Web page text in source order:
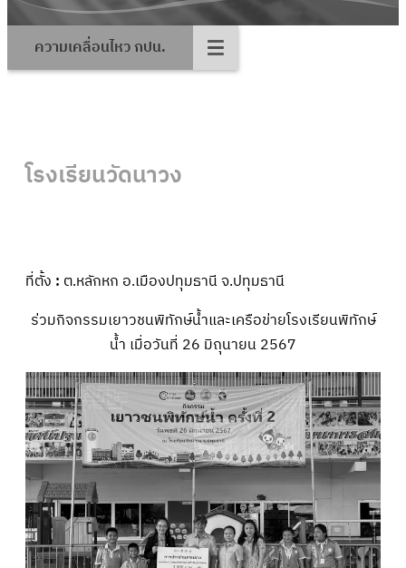
ความเคลื่อนไหว กปน.
โรงเรียนวัดนาวง
ที่ตั้ง : ต.หลักหก อ.เมืองปทุมธานี จ.ปทุมธานี
ร่วมกิจกรรมเยาวชนพิทักษ์น้ำและเครือข่ายโรงเรียนพิทักษ์
น้ำ เมื่อวันที่ 26 มิถุนายน 2567